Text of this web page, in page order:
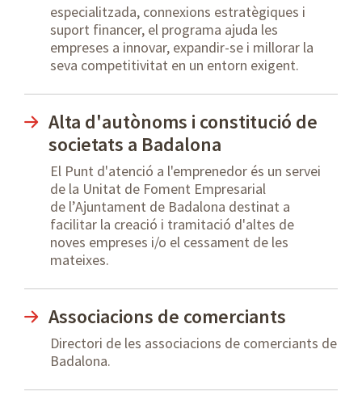
especialitzada, connexions estratègiques i
suport financer, el programa ajuda les
empreses a innovar, expandir-se i millorar la
seva competitivitat en un entorn exigent.
Alta d'autònoms i constitució de
societats a Badalona
El Punt d'atenció a l'emprenedor és un servei
de la Unitat de Foment Empresarial
de l’Ajuntament de Badalona destinat a
facilitar la creació i tramitació d'altes de
noves empreses i/o el cessament de les
mateixes.
Associacions de comerciants
Directori de les associacions de comerciants de
Badalona.